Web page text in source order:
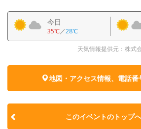
今日
35℃／28℃
天気情報提供元：株式
地図・アクセス情報、電話番
このイベントのトップ